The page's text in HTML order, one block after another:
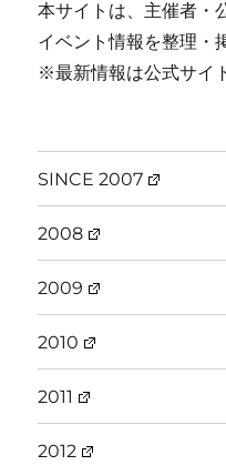
本サイトは、主催者・
イベント情報を整理・
※最新情報は公式サイ
SINCE 2007
2008
2009
2010
2011
2012